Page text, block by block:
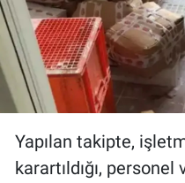
Yapılan takipte,
karartıldığı,
Türkiye'nin
Türkiye'nin
Yerel Yaşam